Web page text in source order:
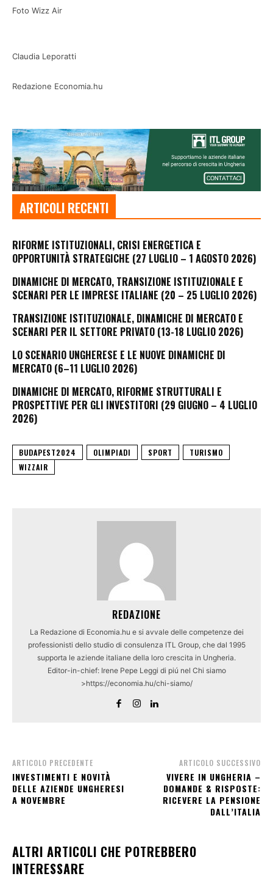
Foto Wizz Air
Claudia Leporatti
Redazione Economia.hu
ARTICOLI RECENTI
RIFORME ISTITUZIONALI, CRISI ENERGETICA E
OPPORTUNITÀ STRATEGICHE (27 LUGLIO – 1 AGOSTO 2026)
DINAMICHE DI MERCATO, TRANSIZIONE ISTITUZIONALE E
SCENARI PER LE IMPRESE ITALIANE (20 – 25 LUGLIO 2026)
TRANSIZIONE ISTITUZIONALE, DINAMICHE DI MERCATO E
SCENARI PER IL SETTORE PRIVATO (13-18 LUGLIO 2026)
LO SCENARIO UNGHERESE E LE NUOVE DINAMICHE DI
MERCATO (6–11 LUGLIO 2026)
DINAMICHE DI MERCATO, RIFORME STRUTTURALI E
PROSPETTIVE PER GLI INVESTITORI (29 GIUGNO – 4 LUGLIO
2026)
BUDAPEST2024 OLIMPIADI SPORT
TURISMO
WIZZAIR
REDAZIONE
La Redazione di Economia.hu e si avvale delle competenze dei
professionisti dello studio di consulenza ITL Group, che dal 1995
supporta le aziende italiane della loro crescita in Ungheria.
Editor-in-chief: Irene Pepe Leggi di piú nel Chi siamo
>https://economia.hu/chi-siamo/
ARTICOLO PRECEDENTE
INVESTIMENTI E NOVITÀ
DELLE AZIENDE UNGHERESI
A NOVEMBRE
ARTICOLO SUCCESSIVO
VIVERE IN UNGHERIA –
DOMANDE & RISPOSTE:
RICEVERE LA PENSIONE
DALL’ITALIA
ALTRI ARTICOLI CHE POTREBBERO
INTERESSARE